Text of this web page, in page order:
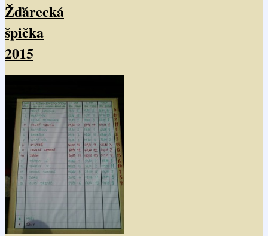
Žďárecká
špička
2015